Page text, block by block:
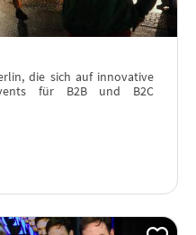
die sich auf innovative
für B2B und B2C